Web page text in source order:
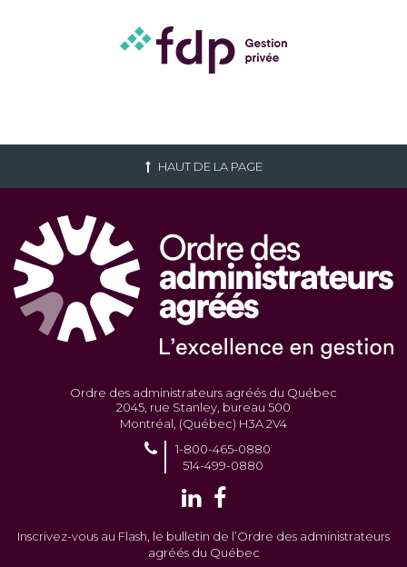
HAUT DE LA PAGE
Ordre des administrateurs agréés du Québec
2045, rue Stanley, bureau 500
Montréal, (Québec) H3A 2V4
1-800-465-0880
514-499-0880
Inscrivez-vous au Flash, le bulletin de l’Ordre des administrateurs
agréés du Québec